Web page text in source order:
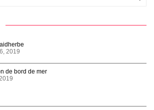
2019
de bord de mer